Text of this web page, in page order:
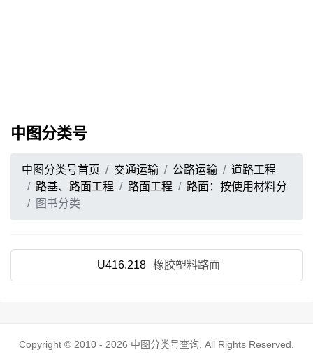
中图分类号
中图分类号首页 交通运输 公路运输
道路工程
路基、路面工程
路面工程
路面：按使用材料分
图书分类
U416.218 橡胶塑料路面
Copyright © 2010 - 2026 中图分类号查询 . All Rights Reserved.